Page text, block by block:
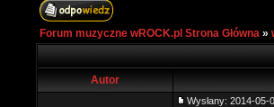
Forum muzyczne wROCK.pl Strona Główna »
Autor
Wysłany: 2014-